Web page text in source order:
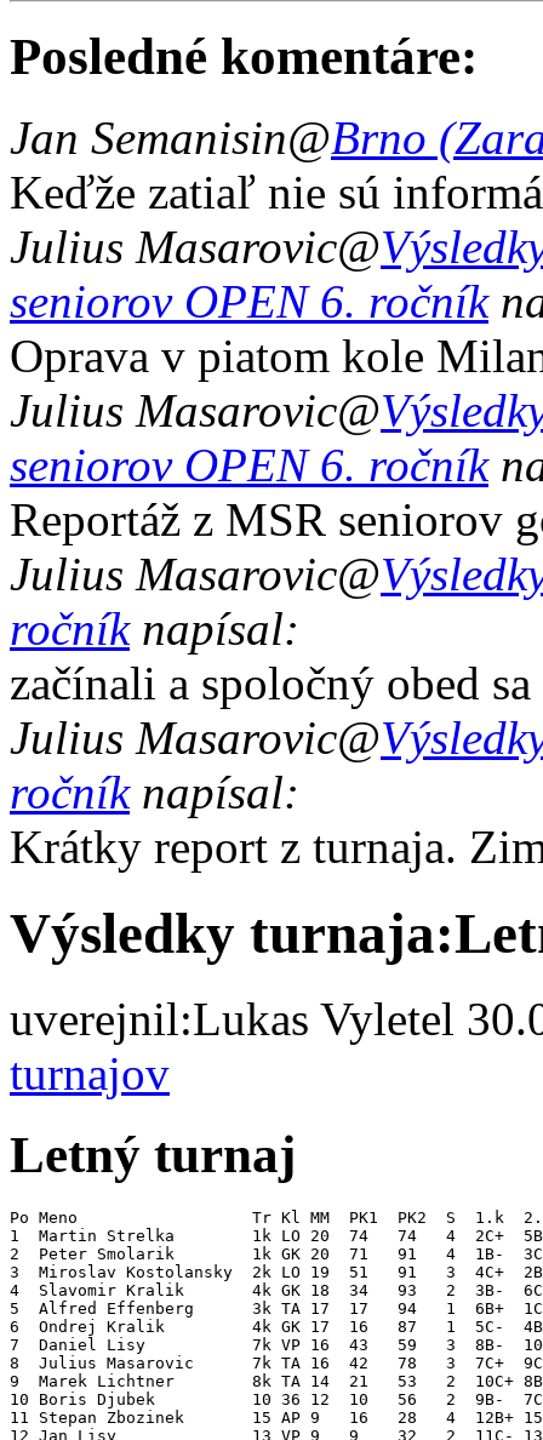
Posledné komentáre:
Jan Semanisin@Brno
Keďže zatiaľ nie sú
Julius Masarovic@
seniorov OPEN 6. ročník
Oprava v piatom kole
Julius Masarovic@
seniorov OPEN 6. ročník
Reportáž z MSR seniorov
Julius Masarovic@
ročníknapísal:
začínali a spoločný obed
Julius Masarovic@
ročníknapísal:
Krátky report z turnaja.
Výsledky
uverejnil:Lukas Vyletel
turnajov
Letný turnaj
Po Meno                  Tr Kl MM  PK1  PK2  S
1  Martin Strelka        1k LO 20  74   74   4
2  Peter Smolarik        1k GK 20  71   91   4
3  Miroslav Kostolansky  2k LO 19  51   91   3
4  Slavomir Kralik       4k GK 18  34   93   2
5  Alfred Effenberg      3k TA 17  17   94   1
6  Ondrej Kralik         4k GK 17  16   87   1
7  Daniel Lisy           7k VP 16  43   59   3
8  Julius Masarovic      7k TA 16  42   78   3
9  Marek Lichtner        8k TA 14  21   53   2
10 Boris Djubek          10 36 12  10   56   2
11 Stepan Zbozinek       15 AP 9   16   28   4
12 Jan Lisy              13 VP 9   9    32   2